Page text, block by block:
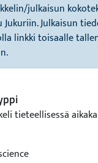
julkaisun
Julkaisun
linkki toisaalle
tieteellisessä